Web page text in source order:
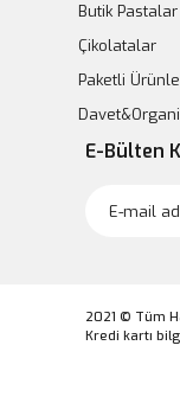
Butik Pastalar
Çikolatalar
Paketli
E-Bülten
2021 © Tüm
Kredi kartı